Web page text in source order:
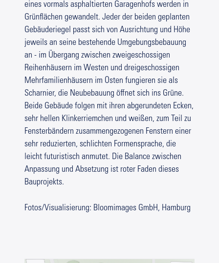
eines vormals asphaltierten Garagenhofs werden in
Grünflächen gewandelt. Jeder der beiden geplanten
Gebäuderiegel passt sich von Ausrichtung und Höhe
jeweils an seine bestehende Umgebungsbebauung
an - im Übergang zwischen zweigeschossigen
Reihenhäusern im Westen und dreigeschossigen
Mehrfamilienhäusern im Osten fungieren sie als
Scharnier, die Neubebauung öffnet sich ins Grüne.
Beide Gebäude folgen mit ihren abgerundeten Ecken,
sehr hellen Klinkerriemchen und weißen, zum Teil zu
Fensterbändern zusammengezogenen Fenstern einer
sehr reduzierten, schlichten Formensprache, die
leicht futuristisch anmutet. Die Balance zwischen
Anpassung und Absetzung ist roter Faden dieses
Bauprojekts.
Fotos/Visualisierung: Bloomimages GmbH, Hamburg